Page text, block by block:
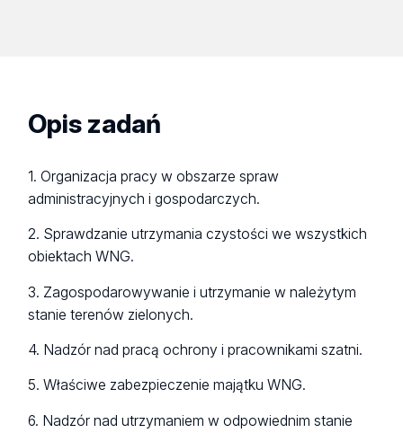
Opis zadań
1. Organizacja pracy w obszarze spraw
administracyjnych i gospodarczych.
2. Sprawdzanie utrzymania czystości we wszystkich
obiektach WNG.
3. Zagospodarowywanie i utrzymanie w należytym
stanie terenów zielonych.
4. Nadzór nad pracą ochrony i pracownikami szatni.
5. Właściwe zabezpieczenie majątku WNG.
6. Nadzór nad utrzymaniem w odpowiednim stanie